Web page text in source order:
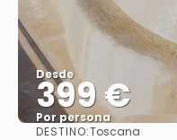
Desde
399 €
Por persona
DESTINO:Toscana